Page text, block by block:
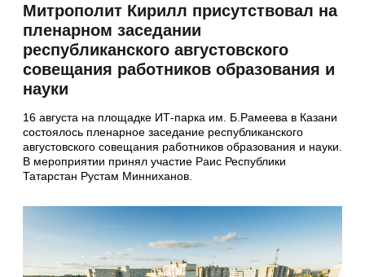
Митрополит Кирилл присутствовал на
пленарном заседании
республиканского августовского
совещания работников образования и
науки
16 августа на площадке ИТ-парка им. Б.Рамеева в Казани
состоялось пленарное заседание республиканского
августовского совещания работников образования и науки.
В мероприятии принял участие Раис Республики
Татарстан Рустам Минниханов.